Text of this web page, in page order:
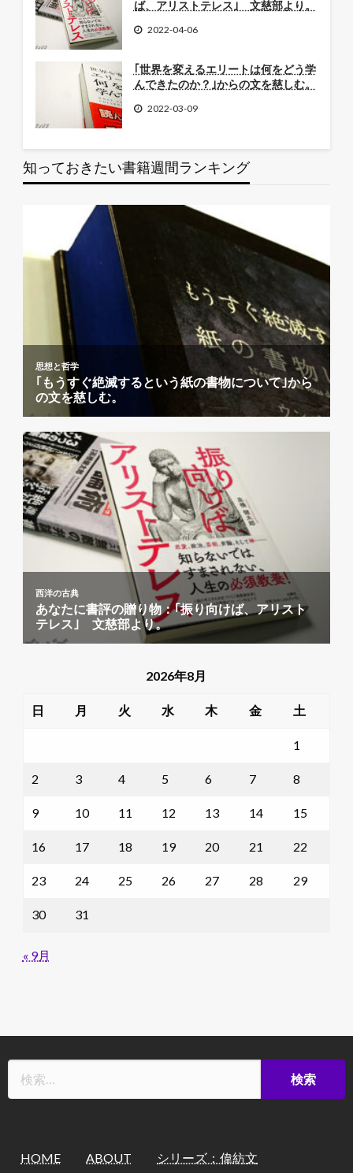
ば、アリストテレス｣ 文慈部より。
2022-04-06
｢世界を変えるエリートは何をどう学
んできたのか？｣からの文を慈しむ。
2022-03-09
知っておきたい書籍週間ランキング
2026年8月
日 月 火 水 木 金 土
1
2 3 4 5 6 7 8
9 10 11 12 13 14 15
16 17 18 19 20 21 22
23 24 25 26 27 28 29
30 31
« 9月
HOME ABOUT シリーズ：偉紡文